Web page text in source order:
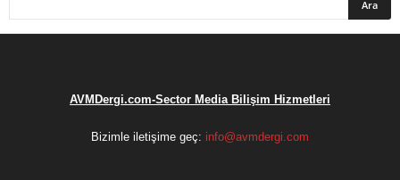
AVMDergi.com-Sector Media Bilişim Hizmetleri
Bizimle iletişime geç: info@avmdergi.com